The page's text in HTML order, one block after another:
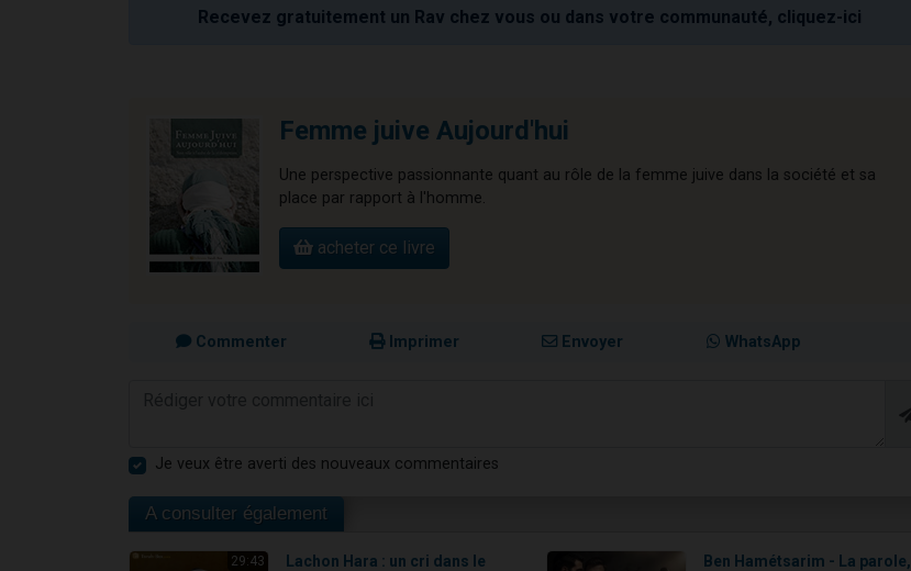
Recevez gratuitement un Rav chez vous ou dans votre communauté, cliquez-ici
Femme juive Aujourd'hui
Une perspective passionnante quant au rôle de la femme juive dans la société et sa
place par rapport à l'homme.
acheter ce livre
Commenter Imprimer Envoyer WhatsApp
Je veux être averti des nouveaux commentaires
A consulter également
29:43
Lachon Hara : un cri dans le
Ben Hamétsarim - La parole,